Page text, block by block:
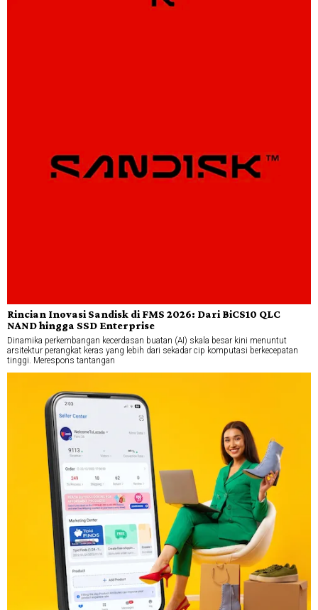
Rincian Inovasi Sandisk di FMS 2026: Dari BiCS10 QLC
NAND hingga SSD Enterprise
Dinamika perkembangan kecerdasan buatan (AI) skala besar kini menuntut
arsitektur perangkat keras yang lebih dari sekadar cip komputasi berkecepatan
tinggi. Merespons tantangan